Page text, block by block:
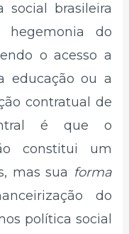
social brasileira
do
o acesso a
educação ou a
contratual de
é que o
constitui um
mas sua forma
do
política social